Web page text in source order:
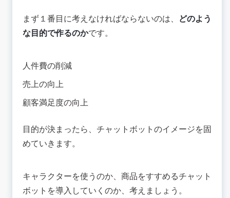
まず１番目に考えなければならないのは、 どのよう
な目的で作るのかです。
人件費の削減
売上の向上
顧客満足度の向上
目的が決まったら、チャットボットのイメージを固
めていきます。
キャラクターを使うのか、商品をすすめるチャット
ボットを導入していくのか、考えましょう。